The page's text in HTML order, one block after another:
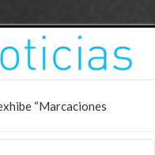
“Marcaciones